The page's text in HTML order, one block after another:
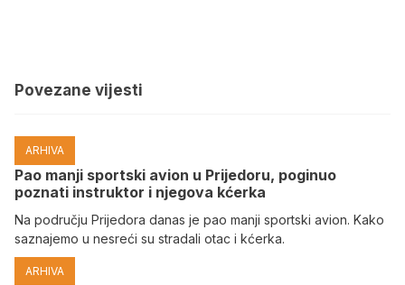
Povezane vijesti
ARHIVA
Pao manji sportski avion u Prijedoru, poginuo
poznati instruktor i njegova kćerka
Na području Prijedora danas je pao manji sportski avion. Kako
saznajemo u nesreći su stradali otac i kćerka.
ARHIVA